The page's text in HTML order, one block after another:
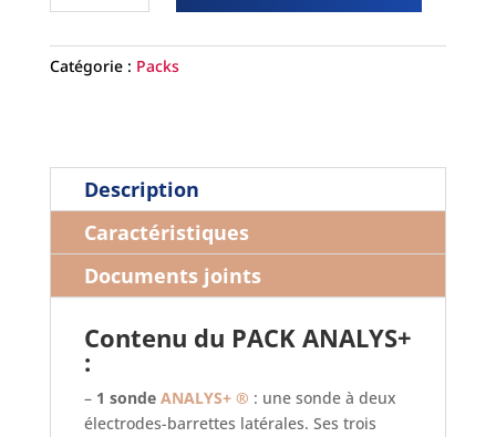
PACK
ANALYS+®
Catégorie : Packs
Description
Caractéristiques
Documents joints
Contenu du PACK ANALYS+
:
– 1 sonde ANALYS+ ® : une sonde à deux
électrodes-barrettes latérales. Ses trois